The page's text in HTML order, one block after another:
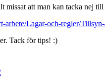
missat att man kan tacka nej till
arbete/Lagar-och-regler/
Tack för tips! :)